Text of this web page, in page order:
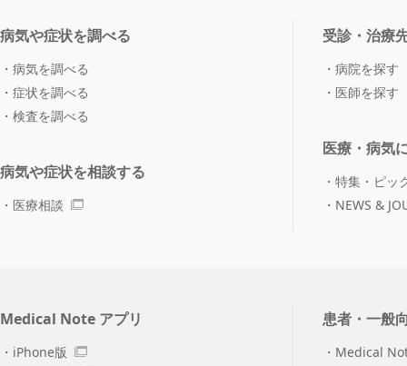
病気や症状を調べる
病気を調べる
症状を調べる
検査を調べる
病気や症状を相談する
医療相談
受診・治療
病院を探す
医師を探す
医療・病気
特集・ピッ
NEWS &
Medical Note アプリ
iPhone版
患者・一般
Medical